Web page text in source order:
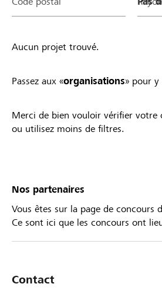
Aucun projet trouvé.
Passez aux «organisations» pour y
Merci de bien vouloir vérifier votre
ou utilisez moins de filtres.
Nos partenaires
Vous êtes sur la page de concours
Ce sont ici que les concours ont
Contact